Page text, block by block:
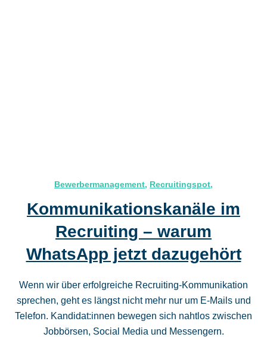
Bewerbermanagement, Recruitingspot,
Kommunikationskanäle im
Recruiting – warum
WhatsApp jetzt dazugehört
Wenn wir über erfolgreiche Recruiting-Kommunikation
sprechen, geht es längst nicht mehr nur um E‑Mails und
Telefon. Kandidat:innen bewegen sich nahtlos zwischen
Jobbörsen, Social Media und Messengern.